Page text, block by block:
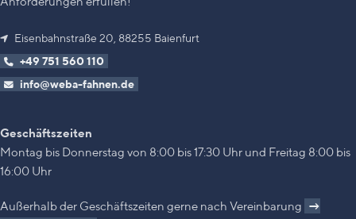
Eisenbahnstraße 20, 88255 Baienfurt
+49 751 560 110
info@weba-fahnen.de
Geschäftszeiten
Montag bis Donnerstag von 8:00 bis 17:30 Uhr und Freitag 8:00 bis
16:00 Uhr
Außerhalb der Geschäftszeiten gerne nach Vereinbarung →